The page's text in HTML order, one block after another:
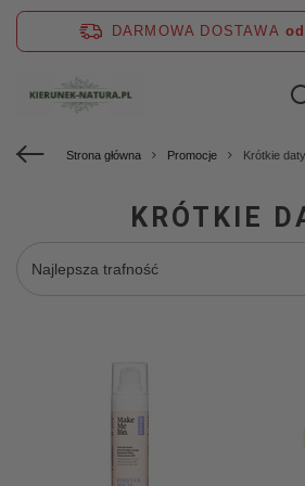
DARMOWA DOSTAWA
Strona główna Promocje Krótkie daty
KRÓTKIE
Najlepsza trafność